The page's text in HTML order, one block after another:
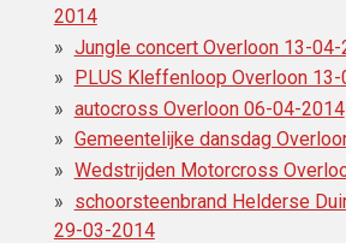
2014
Jungle concert Overloon 13-04-
PLUS Kleffenloop Overloon
autocross Overloon 06-04-2014
Gemeentelijke dansdag
Wedstrijden Motorcross‎
schoorsteenbrand Helderse
29-03-2014